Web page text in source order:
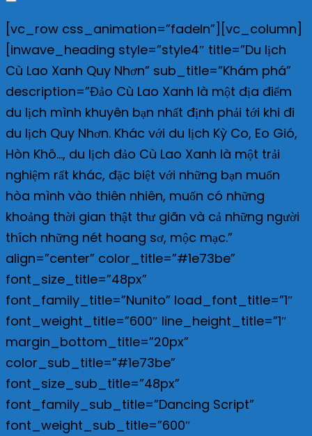
[vc_row css_animation=”fadeIn”][vc_column]
[inwave_heading style=”style4″ title=”Du lịch
Cù Lao Xanh Quy Nhơn” sub_title=”Khám phá”
description=”Đảo Cù Lao Xanh là một địa điểm
du lịch mình khuyên bạn nhất định phải tới khi đi
du lịch Quy Nhơn. Khác với du lịch Kỳ Co, Eo Gió,
Hòn Khô…, du lịch đảo Cù Lao Xanh là một trải
nghiệm rất khác, đặc biệt với những bạn muốn
hòa mình vào thiên nhiên, muốn có những
khoảng thời gian thật thư giãn và cả những người
thích những nét hoang sơ, mộc mạc.”
align=”center” color_title=”#1e73be”
font_size_title=”48px”
font_family_title=”Nunito” load_font_title=”1″
font_weight_title=”600″ line_height_title=”1″
margin_bottom_title=”20px”
color_sub_title=”#1e73be”
font_size_sub_title=”48px”
font_family_sub_title=”Dancing Script”
font_weight_sub_title=”600″